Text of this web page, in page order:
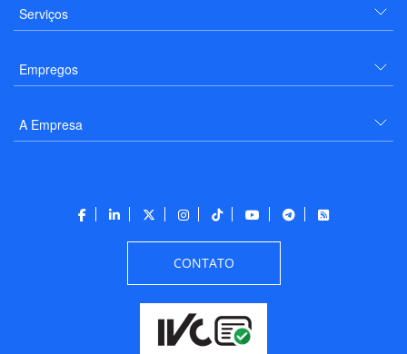
Serviços
Empregos
A Empresa
CONTATO